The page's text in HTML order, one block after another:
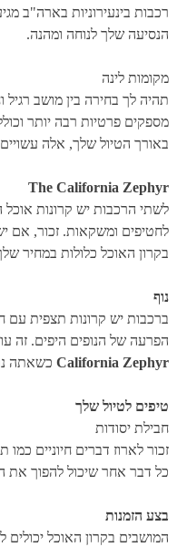
רכבות בינעירוניות בארה"ב
הנסיעה שלך לנוחה ומהנה.
מקומות לינה
תהיה לך בחירה בין מושב רגיל
מספקים פרטיות רבה יותר
באורך הטיול שלך, אלה
The California Zephyr
לשתי הרכבות יש קרונות אוכל
לחטיפים ומשקאות. זכור, אם
בקרון האוכל כלולות במחיר
נוף
ברכבות יש קרונות תצפית עם
הפרעה של הנופים היפים. זה
California Zephyr כשאתה
טיפים לטיול שלך
חבילת יסודות
זכור לארוז דברים חיוניים
כל דבר אחר שיכול להפוך את
בצע הזמנות
המושבים בקרון האוכל